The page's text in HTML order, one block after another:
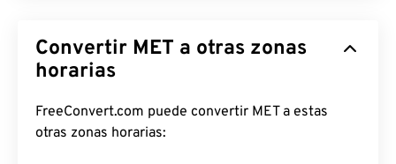
Convertir MET a otras zonas
horarias
FreeConvert.com puede convertir MET a estas
otras zonas horarias: